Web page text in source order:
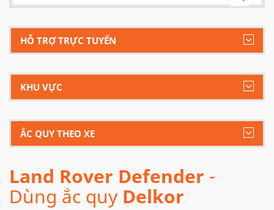
HỖ TRỢ TRỰC TUYẾN
KHU VỰC
ẮC QUY THEO XE
Land Rover Defender -
Dùng ắc quy Delkor